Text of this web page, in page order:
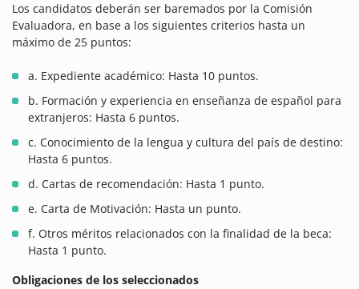
Los candidatos deberán ser baremados por la Comisión
Evaluadora, en base a los siguientes criterios hasta un
máximo de 25 puntos:
a. Expediente académico: Hasta 10 puntos.
b. Formación y experiencia en enseñanza de español para
extranjeros: Hasta 6 puntos.
c. Conocimiento de la lengua y cultura del país de destino:
Hasta 6 puntos.
d. Cartas de recomendación: Hasta 1 punto.
e. Carta de Motivación: Hasta un punto.
f. Otros méritos relacionados con la finalidad de la beca:
Hasta 1 punto.
Obligaciones de los seleccionados